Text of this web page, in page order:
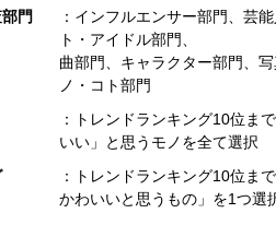
門
：インフルエンサー部門、芸
ト・アイドル部門、
曲部門、キャラクター部門、
ノ・コト部門
：トレンドランキング10位ま
いい」と思うモノを全て選択
：トレンドランキング10位ま
かわいいと思うもの」を1つ選